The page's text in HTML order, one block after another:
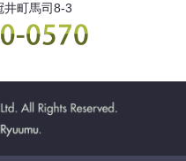
井町馬司8-3